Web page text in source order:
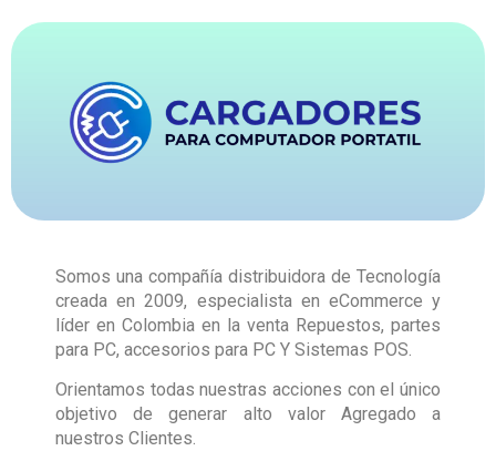
Somos una compañía distribuidora de Tecnología
creada en 2009, especialista en eCommerce y
líder en Colombia en la venta Repuestos, partes
para PC, accesorios para PC Y Sistemas POS.
Orientamos todas nuestras acciones con el único
objetivo de generar alto valor Agregado a
nuestros Clientes.